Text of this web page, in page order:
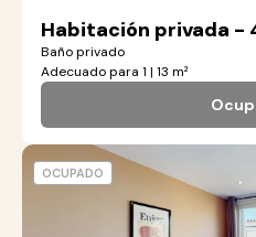
Habitación privada -
Baño privado
Adecuado para 1 | 13 m²
OCUPADO